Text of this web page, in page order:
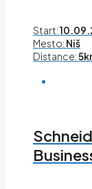
Start:
Mesto: Niš
Distance: